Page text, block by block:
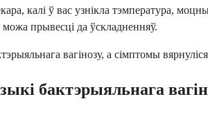
калі ў вас узнікла тэмпература,
прывесці да ўскладненняў.
вагінозу, а сімптомы
бактэрыяльнага